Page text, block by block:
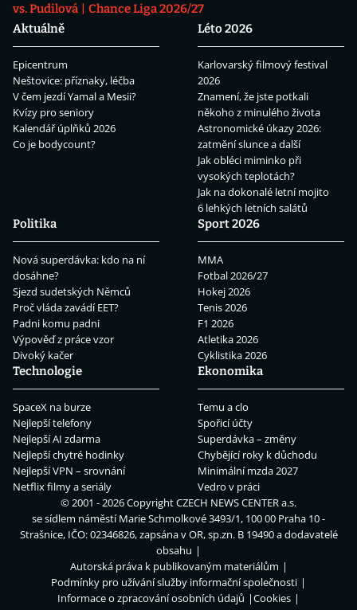
vs. Pudilová
Chance Liga 2026/27
Aktuálně
Epicentrum
Neštovice: příznaky, léčba
V čem jezdí Yamal a Mesii?
Kvízy pro seniory
Kalendář úplňků 2026
Co je bodycount?
Léto 2026
Karlovarský filmový festival
2026
Znamení, že jste potkali
někoho z minulého života
Astronomické úkazy 2026:
zatmění slunce a další
Jak obléci miminko při
vysokých teplotách?
Jak na dokonalé letní mojito
6 lehkých letních salátů
Politika
Nová superdávka: kdo na ní
dosáhne?
Sjezd sudetských Němců
Proč vláda zavádí EET?
Padni komu padni
Výpověď z práce vzor
Divoký kačer
Sport 2026
MMA
Fotbal 2026/27
Hokej 2026
Tenis 2026
F1 2026
Atletika 2026
Cyklistika 2026
Technologie
SpaceX na burze
Nejlepší telefony
Nejlepší AI zdarma
Nejlepší chytré hodinky
Nejlepší VPN – srovnání
Netflix filmy a seriály
Ekonomika
Temu a clo
Spořicí účty
Superdávka – změny
Chybějící roky k důchodu
Minimální mzda 2027
Vedro v práci
© 2001 - 2026 CopyrightCZECH NEWS CENTER a.s.
se sídlem náměstí Marie Schmolkové 3493/1, 100 00 Praha 10 -
Strašnice, IČO: 02346826, zapsána v OR, sp.zn. B 19490 a dodavatelé
obsahu
Autorská práva k publikovaným materiálům
Podmínky pro užívání služby informační společnosti
Informace o zpracování osobních údajů
Cookies